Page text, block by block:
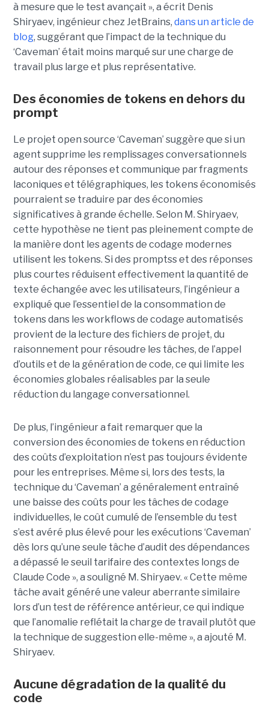
à mesure que le test avançait », a écrit Denis
Shiryaev, ingénieur chez JetBrains, dans un article de
blog, suggérant que l’impact de la technique du
‘Caveman’ était moins marqué sur une charge de
travail plus large et plus représentative.
Des économies de tokens en dehors du
prompt
Le projet open source ‘Caveman’ suggère que si un
agent supprime les remplissages conversationnels
autour des réponses et communique par fragments
laconiques et télégraphiques, les tokens économisés
pourraient se traduire par des économies
significatives à grande échelle. Selon M. Shiryaev,
cette hypothèse ne tient pas pleinement compte de
la manière dont les agents de codage modernes
utilisent les tokens. Si des promptss et des réponses
plus courtes réduisent effectivement la quantité de
texte échangée avec les utilisateurs, l’ingénieur a
expliqué que l’essentiel de la consommation de
tokens dans les workflows de codage automatisés
provient de la lecture des fichiers de projet, du
raisonnement pour résoudre les tâches, de l’appel
d’outils et de la génération de code, ce qui limite les
économies globales réalisables par la seule
réduction du langage conversationnel.
De plus, l’ingénieur a fait remarquer que la
conversion des économies de tokens en réduction
des coûts d’exploitation n’est pas toujours évidente
pour les entreprises. Même si, lors des tests, la
technique du ‘Caveman’ a généralement entraîné
une baisse des coûts pour les tâches de codage
individuelles, le coût cumulé de l’ensemble du test
s’est avéré plus élevé pour les exécutions ‘Caveman’
dès lors qu’une seule tâche d’audit des dépendances
a dépassé le seuil tarifaire des contextes longs de
Claude Code », a souligné M. Shiryaev. « Cette même
tâche avait généré une valeur aberrante similaire
lors d’un test de référence antérieur, ce qui indique
que l’anomalie reflétait la charge de travail plutôt que
la technique de suggestion elle-même », a ajouté M.
Shiryaev.
Aucune dégradation de la qualité du
code